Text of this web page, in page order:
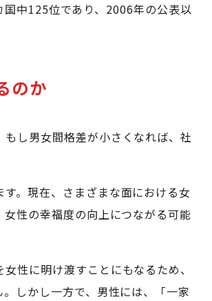
中125位であり、2006年の公表以
のか
し男女間格差が小さくなれば、社
。現在、さまざまな面における女
性の幸福度の向上につながる可能
性に明け渡すことにもなるため、
しかし一方で、男性には、「一家